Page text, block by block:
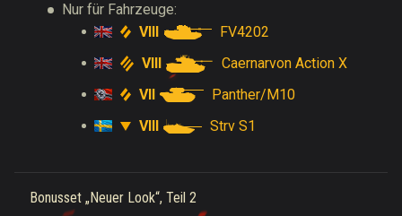
Nur für Fahrzeuge:
VIII
FV4202
VIII
Caernarvon Action X
VII
Panther/M10
VIII
Strv S1
Bonusset „Neuer Look“, Teil 2